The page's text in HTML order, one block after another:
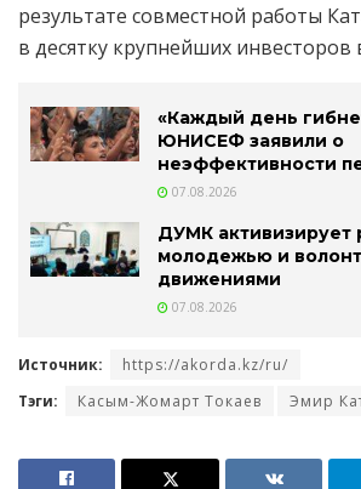
результате совместной работы
в десятку крупнейших инвесторов
«Каждый день
ЮНИСЕФ заявили о
неэффективности
07.08.2026
ДУМК активизирует
молодежью и
движениями
07.08.2026
Источник:
https://akorda.kz/ru/
Тэги:
Касым-Жомарт Токаев Эмир